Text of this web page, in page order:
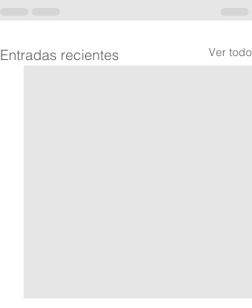
Entradas recientes Ver todo